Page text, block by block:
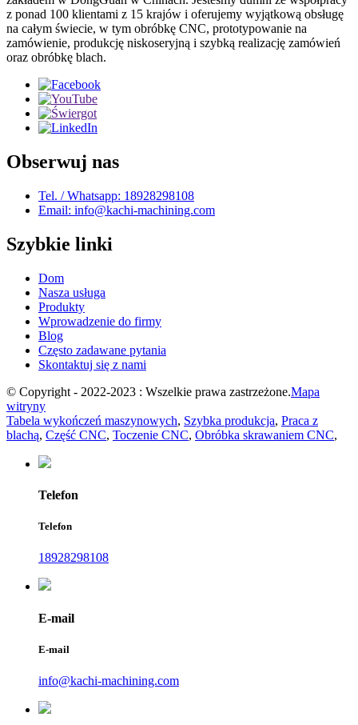
z ponad 100 klientami z 15 krajów i oferujemy wyjątkową obsługę
na całym świecie, w tym obróbkę CNC, prototypowanie na
zamówienie, produkcję niskoseryjną i szybką realizację zamówień
oraz obróbkę blach.
Obserwuj nas
Tel. / Whatsapp: 18928298108
Email: info@kachi-machining.com
Szybkie linki
Dom
Nasza usługa
Produkty
Wprowadzenie do firmy
Blog
Często zadawane pytania
Skontaktuj się z nami
© Copyright - 2022-2023 : Wszelkie prawa zastrzeżone.Mapa
witryny
Tabela wykończeń maszynowych, Szybka produkcja, Praca z
blachą, Część CNC, Toczenie CNC, Obróbka skrawaniem CNC,
Telefon
Telefon
18928298108
E-mail
E-mail
info@kachi-machining.com